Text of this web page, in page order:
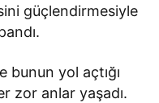
güçlendirmesiyle
bunun yol açtığı
zor anlar yaşadı.